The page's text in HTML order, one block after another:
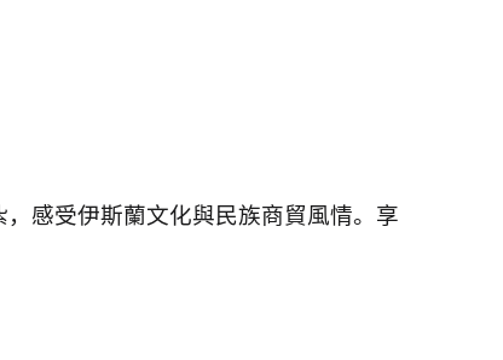
感受伊斯蘭文化與民族商貿風情。享